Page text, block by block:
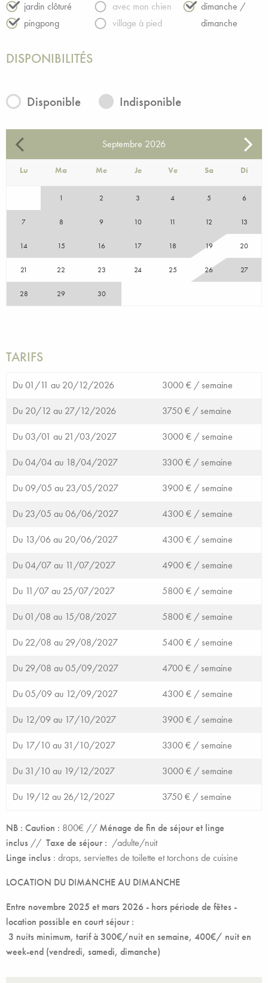
jardin clôturé
pingpong
avec mon chien
village à pied
dimanche /
dimanche
DISPONIBILITÉS
Disponible Indisponible
Septembre 2026
Lu Ma Me Je Ve Sa Di
1 2 3 4 5 6
7 8 9 10 11 12 13
14 15 16 17 18 19 20
21 22 23 24 25 26 27
28 29 30
TARIFS
Du 01/11 au 20/12/2026 3000 € /semaine
Du 20/12 au 27/12/2026 3750 € /semaine
Du 03/01 au 21/03/2027 3000 € /semaine
Du 04/04 au 18/04/2027 3300 € /semaine
Du 09/05 au 23/05/2027 3900 € /semaine
Du 23/05 au 06/06/2027 4300 € /semaine
Du 13/06 au 20/06/2027 4300 € /semaine
Du 04/07 au 11/07/2027 4900 € /semaine
Du 11/07 au 25/07/2027 5800 € /semaine
Du 01/08 au 15/08/2027 5800 € /semaine
Du 22/08 au 29/08/2027 5400 € /semaine
Du 29/08 au 05/09/2027 4700 € /semaine
Du 05/09 au 12/09/2027 4300 € /semaine
Du 12/09 au 17/10/2027 3900 € /semaine
Du 17/10 au 31/10/2027 3300 € /semaine
Du 31/10 au 19/12/2027 3000 € /semaine
Du 19/12 au 26/12/2027 3750 € /semaine
NB : Caution : 800€ // Ménage de fin de séjour et linge
inclus // Taxe de séjour : /adulte/nuit
Linge inclus : draps, serviettes de toilette et torchons de cuisine
LOCATION DU DIMANCHE AU DIMANCHE
Entre novembre 2025 et mars 2026 - hors période de fêtes -
location possible en court séjour :
3 nuits minimum, tarif à 300€/nuit en semaine, 400€/ nuit en
week-end (vendredi, samedi, dimanche)